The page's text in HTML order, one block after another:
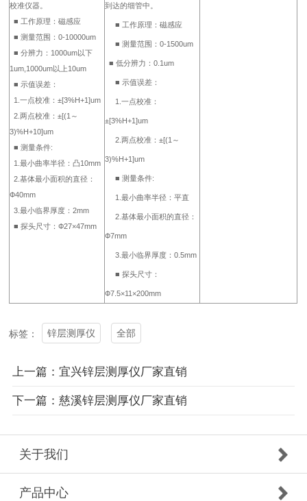
校准仪器。
■ 工作原理：磁感应
■ 测量范围：0-10000um
■ 分辨力：1000um以下
1um,1000um以上10um
■ 示值误差：
1.一点校准：±[3%H+1]um
2.两点校准：±[(1～
3)%H+10]um
■ 测量条件:
1.最小曲率半径：凸10mm
2.基体最小面积的直径：
Ф40mm
3.最小临界厚度：2mm
■ 探头尺寸：Ф27×47mm
到达的细管中。
■ 工作原理：磁感应
■ 测量范围：0-1500um
■ 低分辨力：0.1um
■ 示值误差：
1.一点校准：
±[3%H+1]um
2.两点校准：±[(1～
3)%H+1]um
■ 测量条件:
1.最小曲率半径：平直
2.基体最小面积的直径：
Ф7mm
3.最小临界厚度：0.5mm
■ 探头尺寸：
Ф7.5×11×200mm
标签： 锌层测厚仪 全部
上一篇：宜兴锌层测厚仪厂家直销
下一篇：慈溪锌层测厚仪厂家直销
关于我们
产品中心